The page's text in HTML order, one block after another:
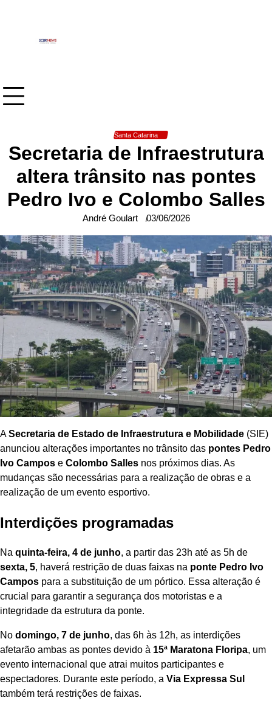
Santa Catarina
Secretaria de Infraestrutura
altera trânsito nas pontes
Pedro Ivo e Colombo Salles
André Goulart 03/06/2026
ASecretaria de Estado de Infraestrutura e Mobilidade (SIE)
anunciou alterações importantes no trânsito das pontes Pedro
Ivo Campos e Colombo Salles nos próximos dias. As
mudanças são necessárias para a realização de obras e a
realização de um evento esportivo.
Interdições programadas
Na quinta-feira, 4 de junho, a partir das 23h até as 5h de
sexta, 5, haverá restrição de duas faixas na ponte Pedro Ivo
Campos para a substituição de um pórtico. Essa alteração é
crucial para garantir a segurança dos motoristas e a
integridade da estrutura da ponte.
No domingo, 7 de junho, das 6h às 12h, as interdições
afetarão ambas as pontes devido à 15ª Maratona Floripa, um
evento internacional que atrai muitos participantes e
espectadores. Durante este período, a Via Expressa Sul
também terá restrições de faixas.